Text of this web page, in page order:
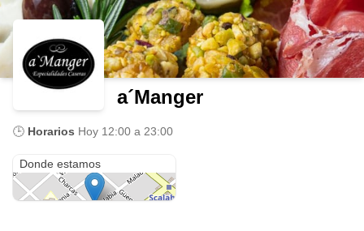
a´Manger
🕒 Horarios Hoy 12:00 a 23:00
Donde estamos